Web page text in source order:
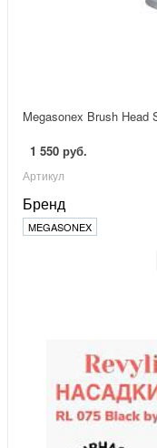
Megasonex Brush Head
1 550 руб.
Артикул
Бренд
MEGASONEX